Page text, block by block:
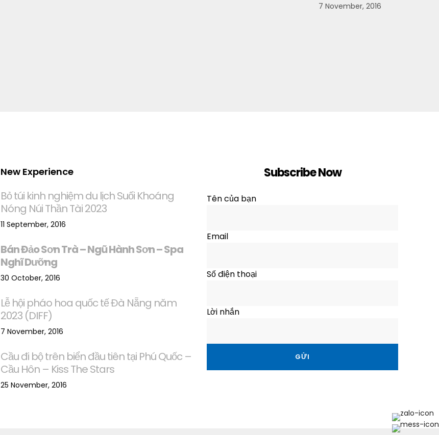
7 November, 2016
New Experience
Bỏ túi kinh nghiệm du lịch Suối Khoáng
Nóng Núi Thần Tài 2023
11 September, 2016
Bán Đảo Sơn Trà – Ngũ Hành Sơn – Spa
Nghĩ Dưỡng
30 October, 2016
Lễ hội pháo hoa quốc tế Đà Nẵng năm
2023 (DIFF)
7 November, 2016
Cầu đi bộ trên biển đầu tiên tại Phú Quốc –
Cầu Hôn – Kiss The Stars
25 November, 2016
Subscribe Now
Tên của bạn
Email
Số điện thoại
Lời nhắn